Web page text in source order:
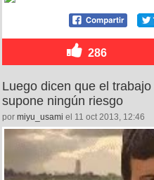
286
Luego dicen que el
supone ningún riesgo
por miyu_usami el 11 oct 2013, 12:46